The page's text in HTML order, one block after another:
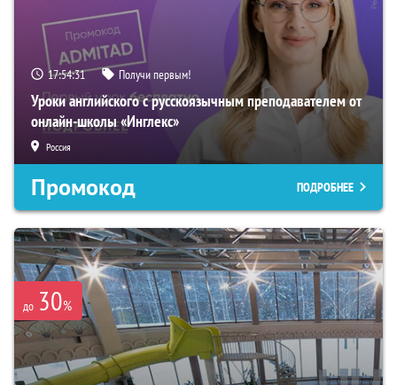
17:54:29 Получи первым!
Уроки английского с русскоязычным преподавателем от
онлайн-школы «Инглекс»
Россия
Промокод ПОДРОБНЕЕ
до 30%